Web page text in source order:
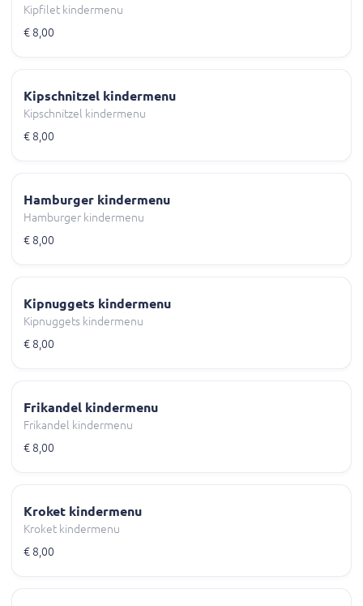
Kipfilet kindermenu
€ 8,00
Kipschnitzel kindermenu
Kipschnitzel kindermenu
€ 8,00
Hamburger kindermenu
Hamburger kindermenu
€ 8,00
Kipnuggets kindermenu
Kipnuggets kindermenu
€ 8,00
Frikandel kindermenu
Frikandel kindermenu
€ 8,00
Kroket kindermenu
Kroket kindermenu
€ 8,00